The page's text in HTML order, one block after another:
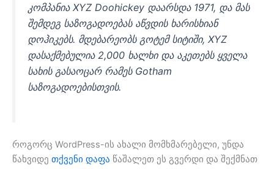
კომპანია XYZ Doohickey დაარსდა 1971, და მას
შემდეგ საზოგადოებას აწვდის ხარისხიან
დოჰიკებს. მდებარეობს გოტემ სიტიში, XYZ
დასაქმებულია 2,000 ხალხი და აკეთებს ყველა
სახის გასაოცარ რამეს Gotham
საზოგადოებისთვის.
როგორც WordPress-ის ახალი მომხმარებელი, უნდა
წახვიდე თქვენი დაფა წაშალეთ ეს გვერდი და შექმნათ